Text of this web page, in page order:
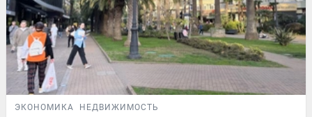
ЭКОНОМИКА НЕДВИЖИМОСТЬ